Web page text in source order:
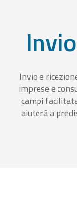
Invio e
imprese e
campi
aiuterà a